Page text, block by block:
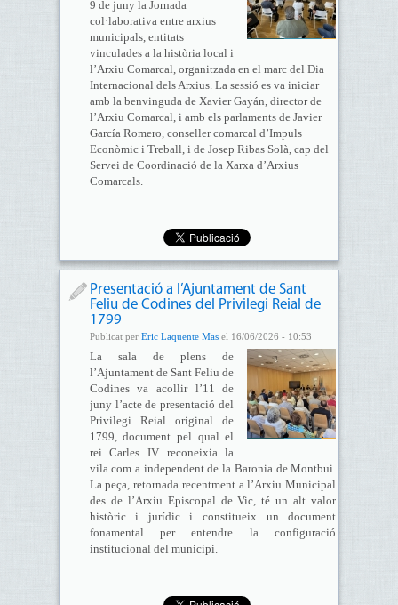
9 de juny la Jornada
col·laborativa entre arxius
municipals, entitats
vinculades a la història local i
l’Arxiu Comarcal, organitzada en el marc del Dia
Internacional dels Arxius. La sessió es va iniciar
amb la benvinguda de Xavier Gayán, director de
l’Arxiu Comarcal, i amb els parlaments de Javier
García Romero, conseller comarcal d’Impuls
Econòmic i Treball, i de Josep Ribas Solà, cap del
Servei de Coordinació de la Xarxa d’Arxius
Comarcals.
Presentació a l’Ajuntament de Sant
Feliu de Codines del Privilegi Reial de
1799
Publicat per Eric Laquente Masel 16/06/2026 - 10:53
La sala de plens de
l’Ajuntament de Sant Feliu de
Codines va acollir l’11 de
juny l’acte de presentació del
Privilegi Reial original de
1799, document pel qual el
rei Carles IV reconeixia la
vila com a independent de la Baronia de Montbui.
La peça, retornada recentment a l’Arxiu Municipal
des de l’Arxiu Episcopal de Vic, té un alt valor
històric i jurídic i constitueix un document
fonamental per entendre la configuració
institucional del municipi.